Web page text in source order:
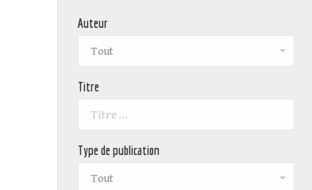
Auteur
Titre
Type de publication